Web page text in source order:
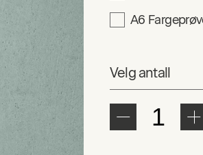
A6
Velg antall